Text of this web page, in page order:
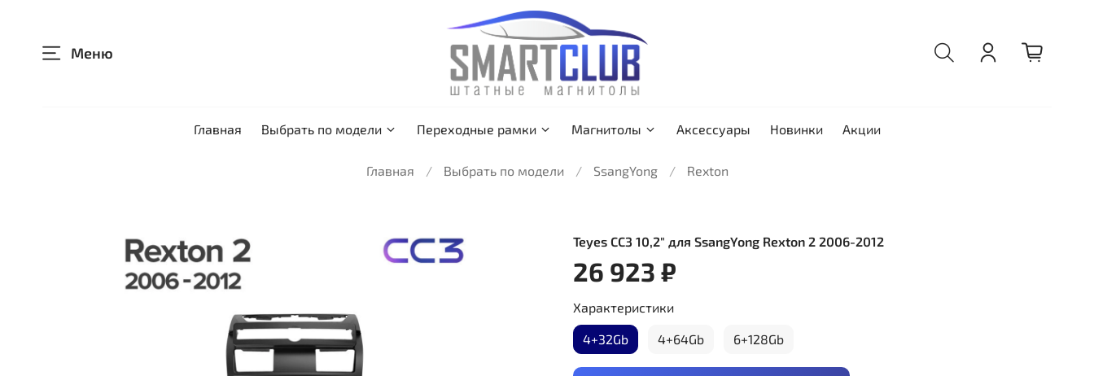
Меню
Главная Выбрать по модели Переходные рамки Магнитолы Аксессуары Новинки Акции
Главная Выбрать по модели SsangYong Rexton
Teyes CC3 10,2" для SsangYong Rexton 2 2006-2012
26 923 ₽
Характеристики
4+32Gb 4+64Gb 6+128Gb